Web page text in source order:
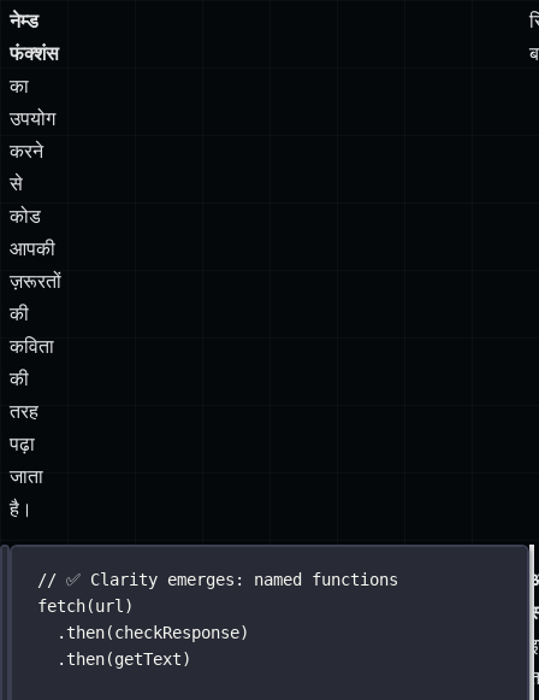
नेम्ड
फंक्शंस!
एनॉनिमस
मेथड्स
को
खत्म
करें।
नेम्ड
फंक्शंस
का
उपयोग
करने
से
कोड
आपकी
ज़रूरतों
की
कविता
की